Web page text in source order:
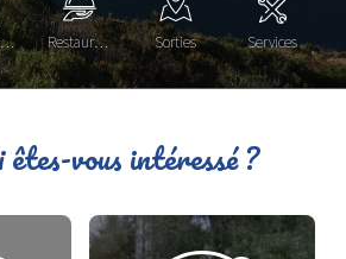
Commerces Restauration Sorties Services
vous intéressé ?